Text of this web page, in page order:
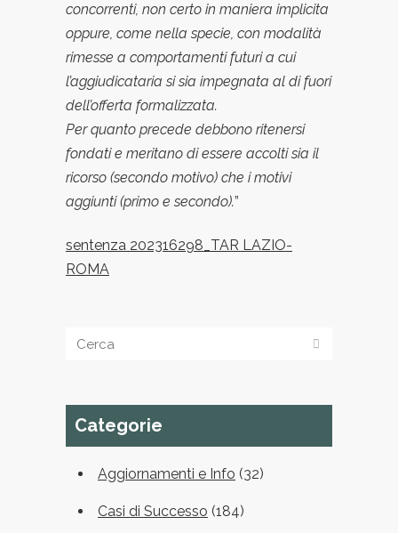
concorrenti, non certo in maniera implicita
oppure, come nella specie, con modalita
rimesse a comportamenti futuri a cui
l’aggiudicataria si sia impegnata al di fuori
dell’offerta formalizzata.
Per quanto precede debbono ritenersi
fondati e meritano di essere accolti sia il
ricorso (secondo motivo) che i motivi
aggiunti (primo e secondo).”
sentenza 202316298_TAR LAZIO-
ROMA
Categorie
Aggiornamenti e Info (32)
Casi di Successo (184)